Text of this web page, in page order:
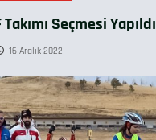
Seçmesi Yapıldı
16 Aralık 2022